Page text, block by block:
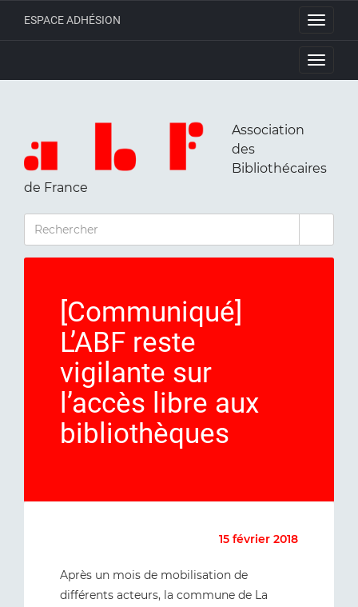
Toggle
ESPACE ADHÉSION
Toggle
Association
des
Bibliothécaires
de France
RECHERCHER
[Communiqué]
L’ABF reste
vigilante sur
l’accès libre aux
bibliothèques
15 février 2018
Après un mois de mobilisation de
différents acteurs, la commune de La